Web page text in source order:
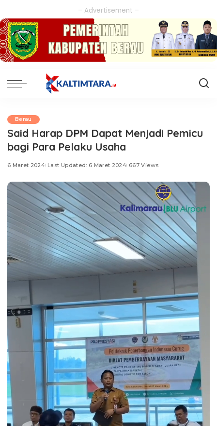
– Advertisement –
Berau
Said Harap DPM Dapat Menjadi Pemicu
bagi Para Pelaku Usaha
6 Maret 2024 Last Updated: 6 Maret 2024 667 Views